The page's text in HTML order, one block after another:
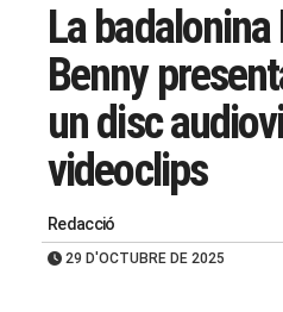
La
Benny
un disc
videoclips
Redacció
29 D'OCTUBRE DE 2025